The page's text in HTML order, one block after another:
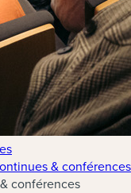
& conférences
conférences